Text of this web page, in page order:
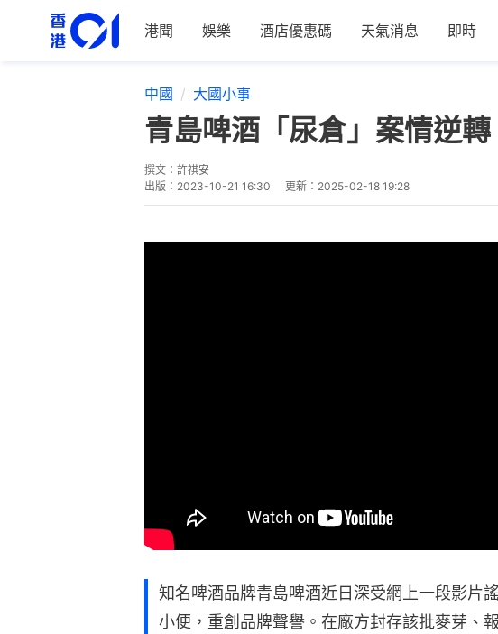
港聞 娛樂 酒店優惠碼 天氣消息 即時
中國 大國小事
青島啤酒「尿倉」案情逆
撰文： 許祺安
出版： 2023-10-21 16:30 更新： 2025-02-18 19:28
知名啤酒品牌青島啤酒近日深受網上一段影片
小便，重創品牌聲譽。在廠方封存該批麥芽、